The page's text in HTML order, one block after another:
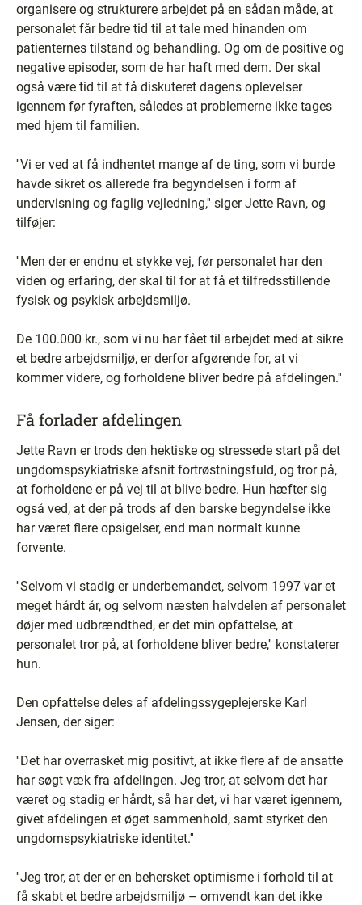
organisere og strukturere arbejdet på en sådan måde, at
personalet får bedre tid til at tale med hinanden om
patienternes tilstand og behandling. Og om de positive og
negative episoder, som de har haft med dem. Der skal
også være tid til at få diskuteret dagens oplevelser
igennem før fyraften, således at problemerne ikke tages
med hjem til familien.
''Vi er ved at få indhentet mange af de ting, som vi burde
havde sikret os allerede fra begyndelsen i form af
undervisning og faglig vejledning,'' siger Jette Ravn, og
tilføjer:
''Men der er endnu et stykke vej, før personalet har den
viden og erfaring, der skal til for at få et tilfredsstillende
fysisk og psykisk arbejdsmiljø.
De 100.000 kr., som vi nu har fået til arbejdet med at sikre
et bedre arbejdsmiljø, er derfor afgørende for, at vi
kommer videre, og forholdene bliver bedre på afdelingen.''
Få forlader afdelingen
Jette Ravn er trods den hektiske og stressede start på det
ungdomspsykiatriske afsnit fortrøstningsfuld, og tror på,
at forholdene er på vej til at blive bedre. Hun hæfter sig
også ved, at der på trods af den barske begyndelse ikke
har været flere opsigelser, end man normalt kunne
forvente.
''Selvom vi stadig er underbemandet, selvom 1997 var et
meget hårdt år, og selvom næsten halvdelen af personalet
døjer med udbrændthed, er det min opfattelse, at
personalet tror på, at forholdene bliver bedre,'' konstaterer
hun.
Den opfattelse deles af afdelingssygeplejerske Karl
Jensen, der siger:
''Det har overrasket mig positivt, at ikke flere af de ansatte
har søgt væk fra afdelingen. Jeg tror, at selvom det har
været og stadig er hårdt, så har det, vi har været igennem,
givet afdelingen et øget sammenhold, samt styrket den
ungdomspsykiatriske identitet.''
''Jeg tror, at der er en behersket optimisme i forhold til at
få skabt et bedre arbejdsmiljø – omvendt kan det ikke